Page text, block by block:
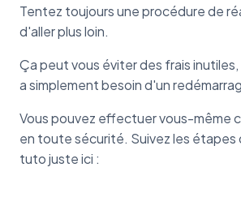
Tentez toujours une procédure de
d'aller plus loin.
Ça peut vous éviter des frais
a simplement besoin d'un
Vous pouvez effectuer vous-même
en toute sécurité. Suivez les étapes
tuto juste ici :